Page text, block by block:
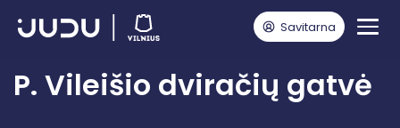
Savitarna
Privatu: Gatvių modernizacija P. Vileišio dviračių gatvė
P. Vileišio dviračių gatvė